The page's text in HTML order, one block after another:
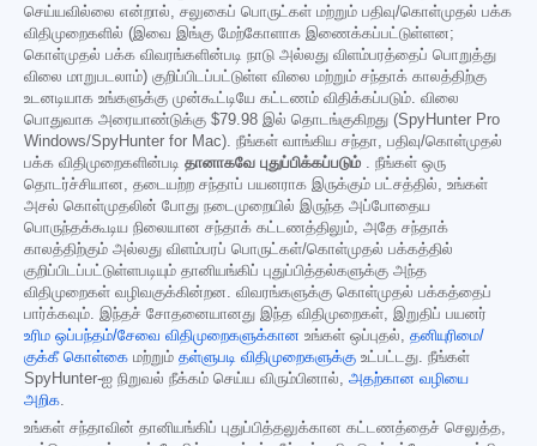
செய்யவில்லை என்றால், சலுகைப் பொருட்கள் மற்றும் பதிவு/கொள்முதல் பக்க
விதிமுறைகளில் (இவை இங்கு மேற்கோளாக இணைக்கப்பட்டுள்ளன;
கொள்முதல் பக்க விவரங்களின்படி நாடு அல்லது விளம்பரத்தைப் பொறுத்து
விலை மாறுபடலாம்) குறிப்பிடப்பட்டுள்ள விலை மற்றும் சந்தாக் காலத்திற்கு
உடனடியாக உங்களுக்கு முன்கூட்டியே கட்டணம் விதிக்கப்படும். விலை
பொதுவாக அரையாண்டுக்கு $79.98 இல் தொடங்குகிறது (SpyHunter Pro
Windows/SpyHunter for Mac). நீங்கள் வாங்கிய சந்தா, பதிவு/கொள்முதல்
பக்க விதிமுறைகளின்படி தானாகவே புதுப்பிக்கப்படும் . நீங்கள் ஒரு
தொடர்ச்சியான, தடையற்ற சந்தாப் பயனராக இருக்கும் பட்சத்தில், உங்கள்
அசல் கொள்முதலின் போது நடைமுறையில் இருந்த அப்போதைய
பொருந்தக்கூடிய நிலையான சந்தாக் கட்டணத்திலும், அதே சந்தாக்
காலத்திற்கும் அல்லது விளம்பரப் பொருட்கள்/கொள்முதல் பக்கத்தில்
குறிப்பிடப்பட்டுள்ளபடியும் தானியங்கிப் புதுப்பித்தல்களுக்கு அந்த
விதிமுறைகள் வழிவகுக்கின்றன. விவரங்களுக்கு கொள்முதல் பக்கத்தைப்
பார்க்கவும். இந்தச் சோதனையானது இந்த விதிமுறைகள், இறுதிப் பயனர்
உரிம ஒப்பந்தம்/சேவை விதிமுறைகளுக்கான உங்கள் ஒப்புதல், தனியுரிமை/
குக்கீ கொள்கை மற்றும் தள்ளுபடி விதிமுறைகளுக்கு உட்பட்டது. நீங்கள்
SpyHunter-ஐ நிறுவல் நீக்கம் செய்ய விரும்பினால், அதற்கான வழியை
அறிக
உங்கள் சந்தாவின் தானியங்கிப் புதுப்பித்தலுக்கான கட்டணத்தைச் செலுத்த,